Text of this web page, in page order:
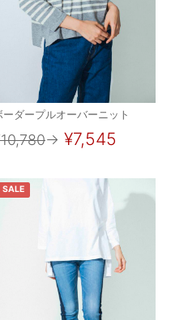
カート
ーダープルオーバーニット
→ ¥7,545
SALE